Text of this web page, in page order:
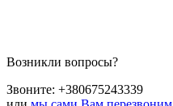
Возникли вопросы?
Звоните: +380675243339